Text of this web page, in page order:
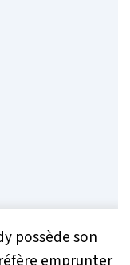
possède son